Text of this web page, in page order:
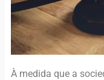
À medida que a